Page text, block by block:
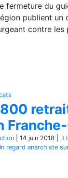
fermeture du
publient un
contre les
14 juin 2018
regard anarchiste